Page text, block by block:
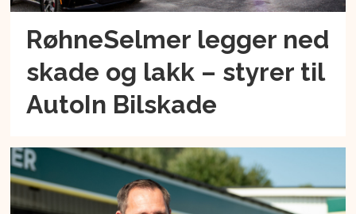
RøhneSelmer legger ned
skade og lakk – styrer til
AutoIn Bilskade